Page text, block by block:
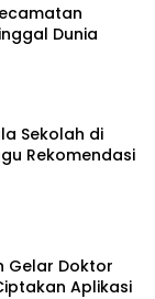
Dunia
Sekolah di
Rekomendasi
Gelar Doktor
Aplikasi